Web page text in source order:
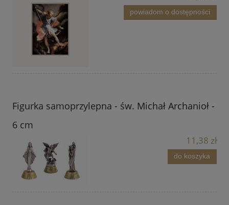
powiadom o dostępności
Figurka samoprzylepna - św. Michał Archanioł -
6 cm
11,38 zł
do koszyka